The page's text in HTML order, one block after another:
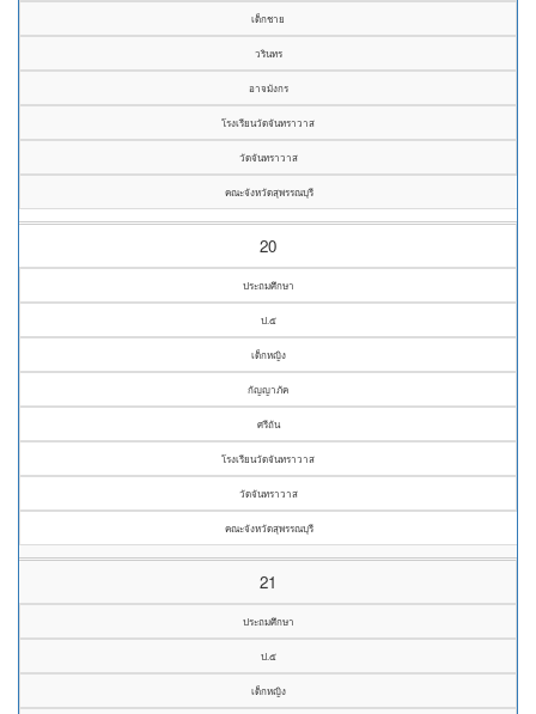
เด็กชาย
วรินทร
อาจมังกร
โรงเรียนวัดจันทราวาส
วัดจันทราวาส
คณะจังหวัดสุพรรณบุรี
20
ประถมศึกษา
ป.๕
เด็กหญิง
กัญญาภัค
ศรีถัน
โรงเรียนวัดจันทราวาส
วัดจันทราวาส
คณะจังหวัดสุพรรณบุรี
21
ประถมศึกษา
ป.๕
เด็กหญิง